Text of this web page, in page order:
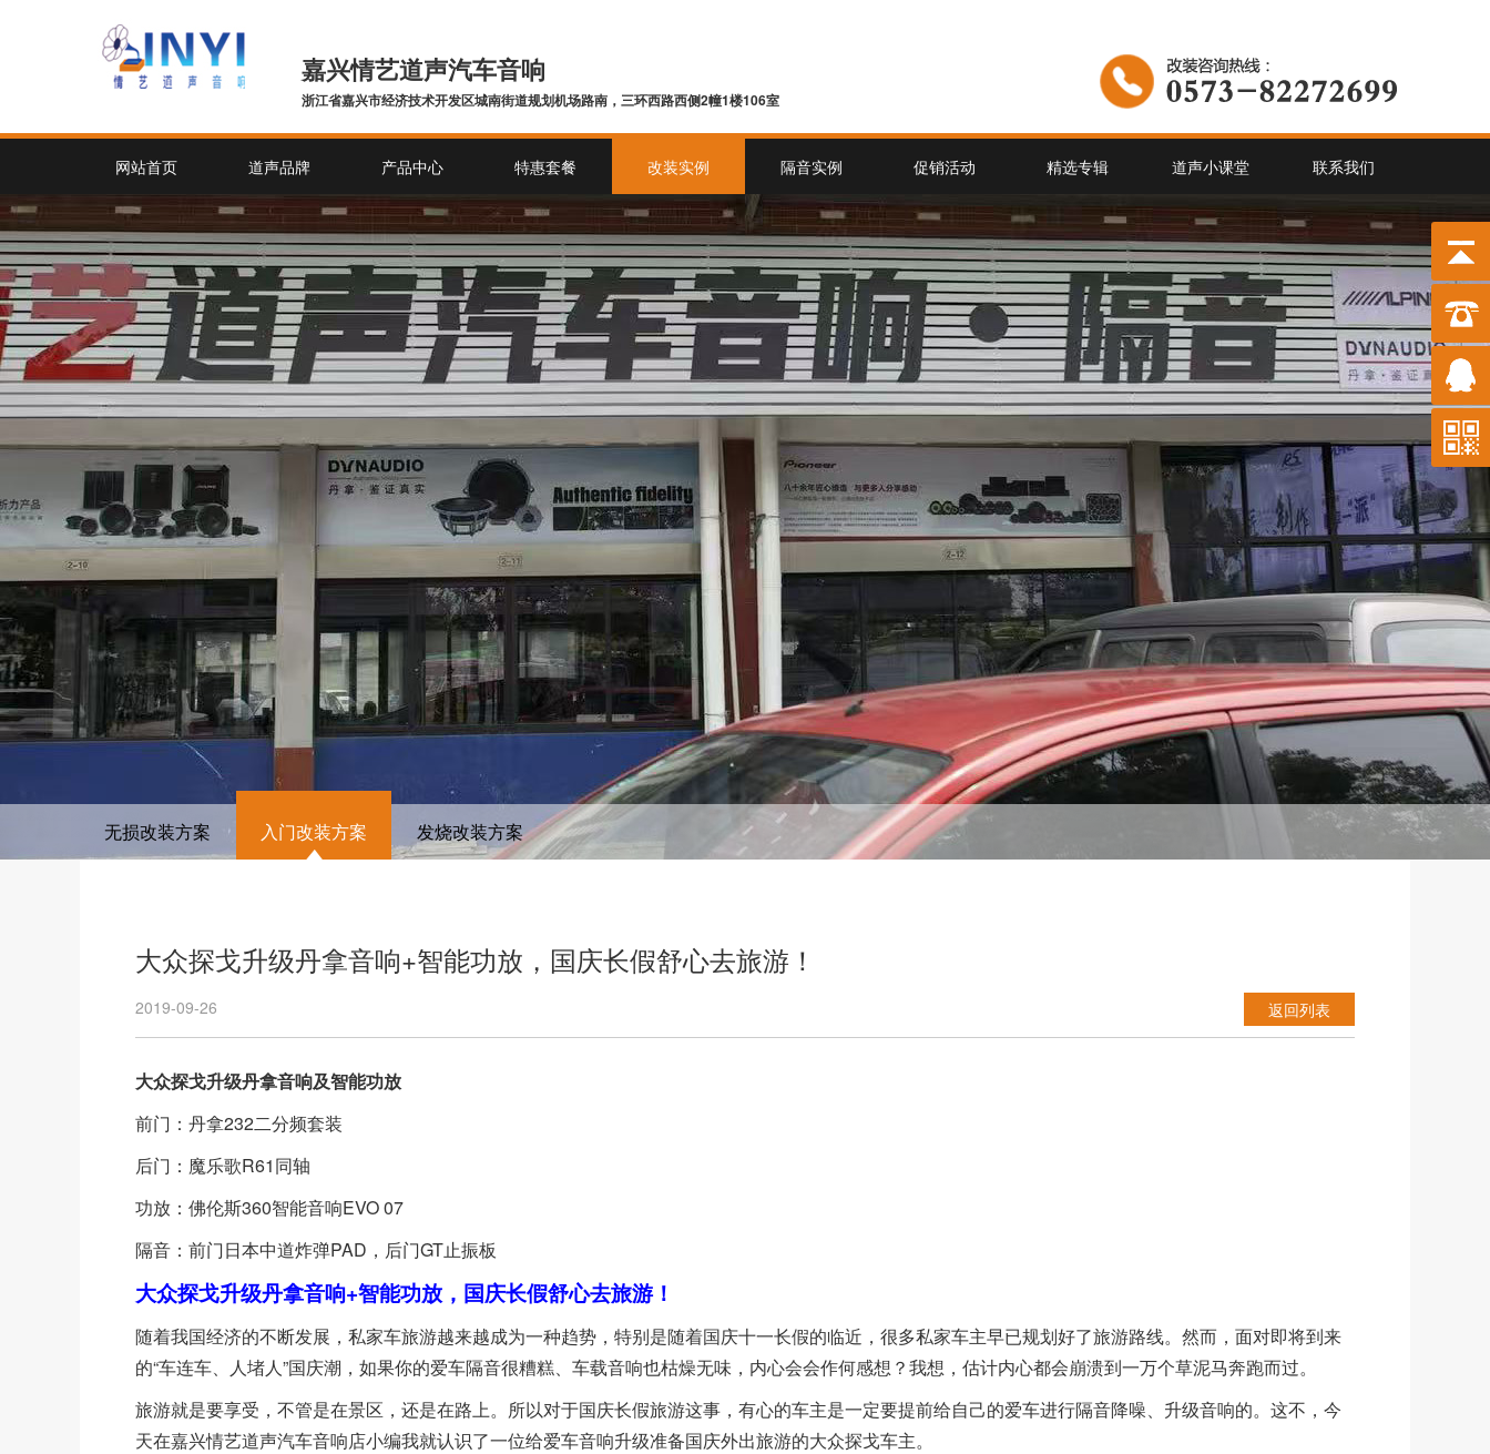
嘉兴情艺道声汽车音响
浙江省嘉兴市经济技术开发区城南街道规划机场路南，三环西路西侧2幢1楼106室
网站首页 道声品牌 产品中心 特惠套餐 改装实例 隔音实例 促销活动 精选专辑 道声小课堂 联系我们
无损改装方案 入门改装方案 发烧改装方案
大众探戈升级丹拿音响+智能功放，国庆长假舒心去旅游！
2019-09-26 返回列表
大众探戈升级丹拿音响及智能功放
前门：丹拿232二分频套装
后门：魔乐歌R61同轴
功放：佛伦斯360智能音响EVO 07
隔音：前门日本中道炸弹PAD，后门GT止振板
大众探戈升级丹拿音响+智能功放，国庆长假舒心去旅游！
随着我国经济的不断发展，私家车旅游越来越成为一种趋势，特别是随着国庆十一长假的临近，很多私家车主早已规划好了旅游路线。然而，面对即将到来
的“车连车、人堵人”国庆潮，如果你的爱车隔音很糟糕、车载音响也枯燥无味，内心会会作何感想？我想，估计内心都会崩溃到一万个草泥马奔跑而过。
旅游就是要享受，不管是在景区，还是在路上。所以对于国庆长假旅游这事，有心的车主是一定要提前给自己的爱车进行隔音降噪、升级音响的。这不，今
天在嘉兴情艺道声汽车音响店小编我就认识了一位给爱车音响升级准备国庆外出旅游的大众探戈车主。